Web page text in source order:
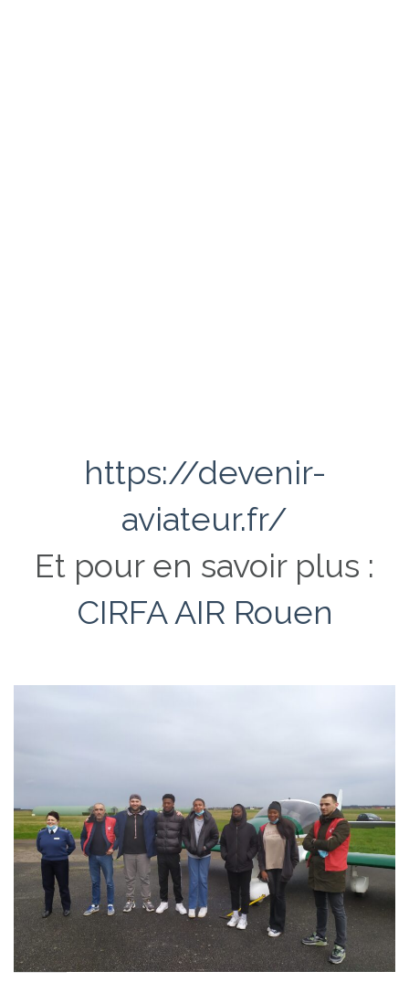
https://devenir-
aviateur.fr/
Et pour en savoir plus :
CIRFA AIR Rouen